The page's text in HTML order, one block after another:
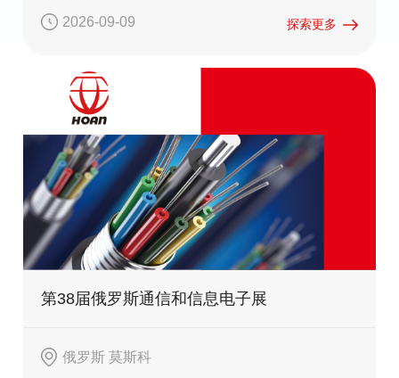
2026-09-09 探索更多
第38届俄罗斯通信和信息电子展
俄罗斯 莫斯科